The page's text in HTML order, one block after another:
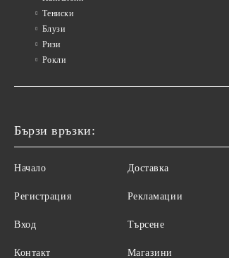
Тениски
Блузи
Ризи
Рокли
Бързи връзки:
Начало
Регистрация
Вход
Контакт
Доставка
Рекламации
Търсене
Магазини